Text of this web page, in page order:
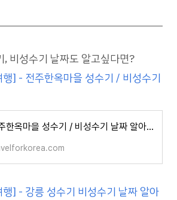
, 비성수기 날짜도 알고싶다면?
] - 전주한옥마을 성수기 / 비성수기
전주한옥마을 성수기 / 비성수기 날짜 알아보기
] - 강릉 성수기 비성수기 날짜 알아